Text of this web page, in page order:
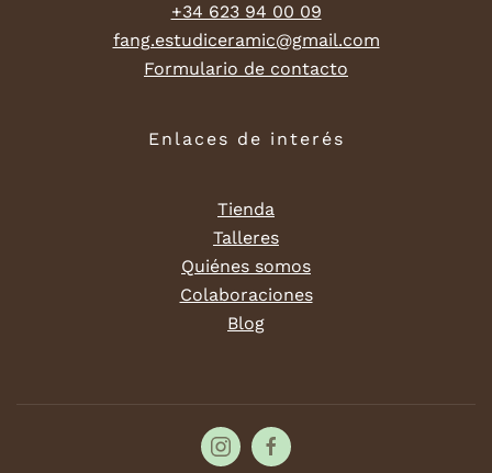
+34 623 94 00 09
fang.estudiceramic@gmail.com
Formulario de contacto
Enlaces de interés
Tienda
Talleres
Quiénes somos
Colaboraciones
Blog